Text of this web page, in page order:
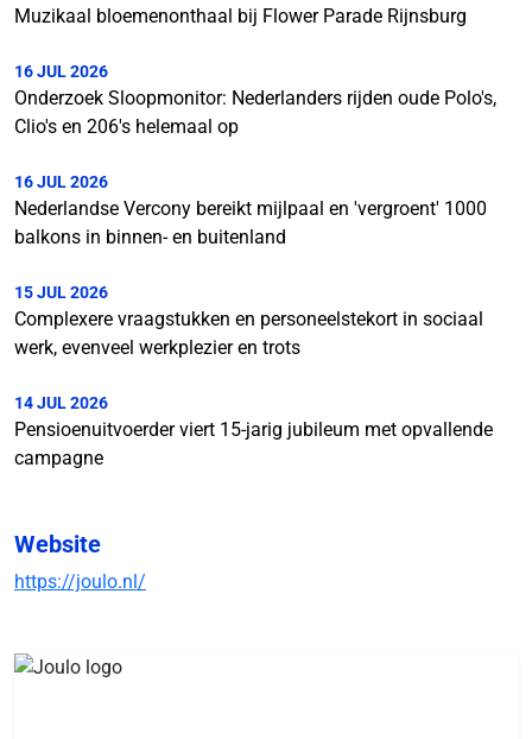
Muzikaal bloemenonthaal bij Flower Parade Rijnsburg
16 JUL 2026
Onderzoek Sloopmonitor: Nederlanders rijden oude Polo's,
Clio's en 206's helemaal op
16 JUL 2026
Nederlandse Vercony bereikt mijlpaal en 'vergroent' 1000
balkons in binnen- en buitenland
15 JUL 2026
Complexere vraagstukken en personeelstekort in sociaal
werk, evenveel werkplezier en trots
14 JUL 2026
Pensioenuitvoerder viert 15-jarig jubileum met opvallende
campagne
Website
https://joulo.nl/